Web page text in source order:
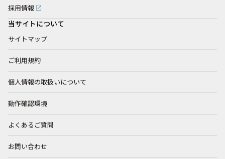
採用情報
当サイトについて
サイトマップ
ご利用規約
個人情報の取扱いについて
動作確認環境
よくあるご質問
お問い合わせ